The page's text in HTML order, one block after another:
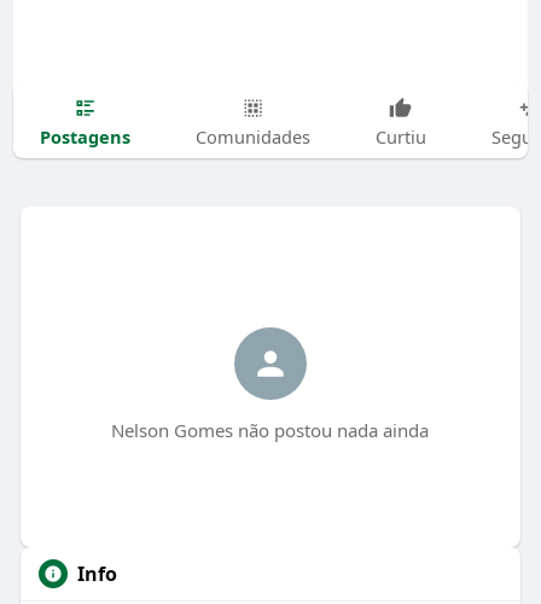
Postagens Comunidades Curtiu
Nelson Gomes não postou nada ainda
Info